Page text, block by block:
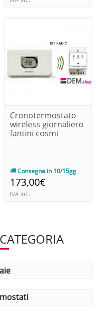
Cronotermostato
wireless giornaliero
fantini cosmi
Consegna in 10/15gg
173,00€
IVA Inc.